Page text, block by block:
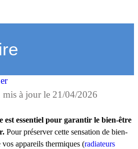
mis à jour le 21/04/2026
Pour préserver cette sensation de bien-
appareils thermiques (radiateurs